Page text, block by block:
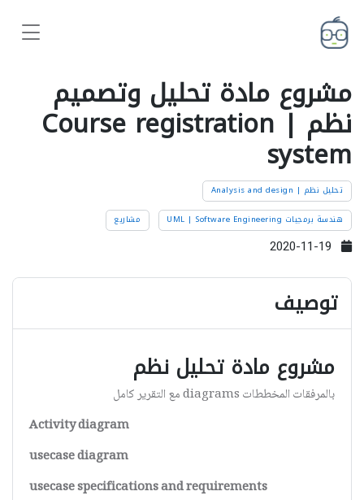
مشروع مادة تحليل وتصميم
نظم | Course registration
system
تحليل نظم | Analysis and design
هندسة برمجيات UML | Software Engineering
مشاريع
توصيف
مشروع مادة تحليل نظم
بالمرفقات المخططات diagrams مع التقرير كامل
Activity diagram
usecase diagram
usecase specifications and requirements